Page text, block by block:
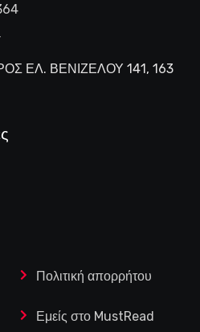
ΕΛ. ΒΕΝΙΖΕΛΟΥ 141, 163
Πολιτική απορρήτου
Εμείς στο MustRead